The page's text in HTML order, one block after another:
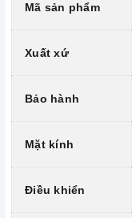
tiến đạt tiêu chuẩn
Trang bị 9 dải công
Mã sản phẩm
Xuất xứ
Bảo hành
Mặt kính
Điều khiển